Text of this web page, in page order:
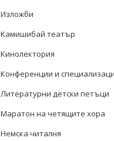
Изложби
Камишибай театър
Кинолектория
Конференции и
Литературни детски петъци
Маратон на четящите хора
Немска читалня